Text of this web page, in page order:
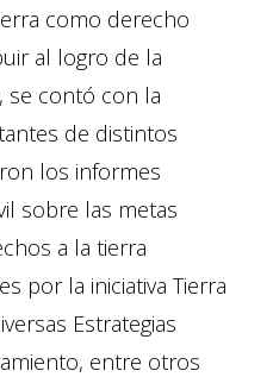
como derecho
al logro de la
se contó con la
de distintos
los informes
sobre las metas
a la tierra
por la iniciativa Tierra
Estrategias
entre otros